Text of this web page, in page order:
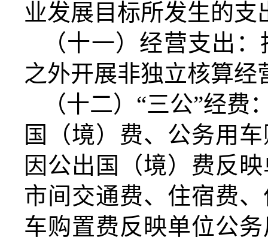
业发展目标所发生的支
（十一）经营支出
之外开展非独立核算经
（十二） “三公”经费
国（境）费、公务用
因公出国（境）费反
市间交通费、住宿费
车购置费反映单位公